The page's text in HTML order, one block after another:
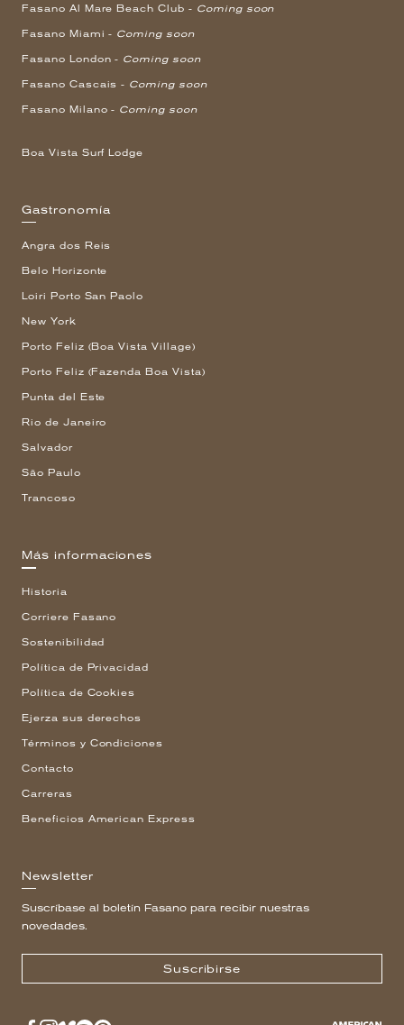
Fasano Al Mare Beach Club - Coming soon
Fasano Miami - Coming soon
Fasano London - Coming soon
Fasano Cascais - Coming soon
Fasano Milano - Coming soon
Boa Vista Surf Lodge
Gastronomía
Angra dos Reis
Belo Horizonte
Loiri Porto San Paolo
New York
Porto Feliz (Boa Vista Village)
Porto Feliz (Fazenda Boa Vista)
Punta del Este
Rio de Janeiro
Salvador
São Paulo
Trancoso
Más informaciones
Historia
Corriere Fasano
Sostenibilidad
Política de Privacidad
Política de Cookies
Ejerza sus derechos
Términos y Condiciones
Contacto
Carreras
Beneficios American Express
Newsletter
Suscríbase al boletín Fasano para recibir nuestras
novedades.
Suscribirse